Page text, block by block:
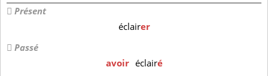
Présent
éclairer
Passé
avoir éclairé